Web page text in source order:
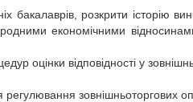
бакалаврів, розкрити історію
економічними
оцінки відповідності у
регулювання зовнішньоторгових